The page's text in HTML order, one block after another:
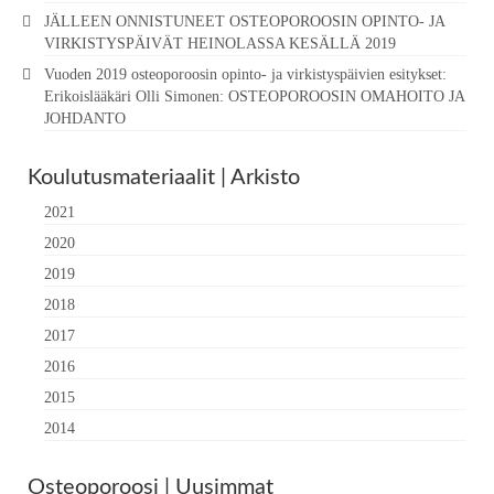
JÄLLEEN ONNISTUNEET OSTEOPOROOSIN OPINTO- JA
VIRKISTYSPÄIVÄT HEINOLASSA KESÄLLÄ 2019
Vuoden 2019 osteoporoosin opinto- ja virkistyspäivien esitykset:
Erikoislääkäri Olli Simonen: OSTEOPOROOSIN OMAHOITO JA
JOHDANTO
Koulutusmateriaalit | Arkisto
2021
2020
2019
2018
2017
2016
2015
2014
Osteoporoosi | Uusimmat